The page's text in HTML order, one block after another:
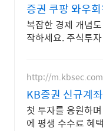
증권 쿠팡 와우
복잡한 경제 개념
작하세요. 주식투
http://m.kbsec.com
KB증권 신규계
국내주식쿠폰
첫 투자를 응원하
에 평생 수수료 혜